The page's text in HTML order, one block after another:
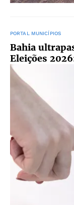
PORTAL MUNICÍPIOS
Bahia
Eleições